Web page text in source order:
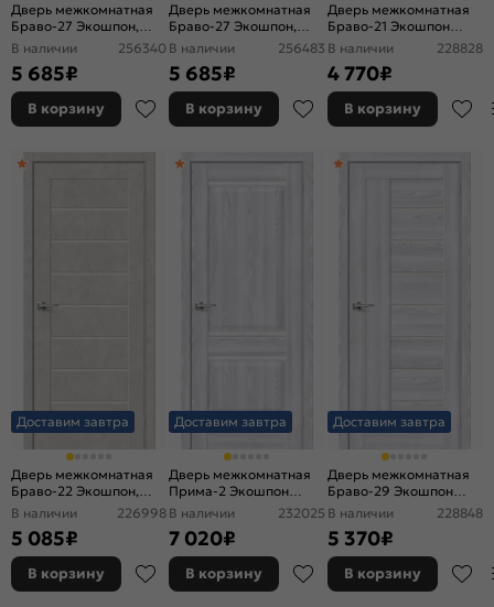
Дверь межкомнатная
Браво-27 Экошпон,
Cappuccino Melinga,
grey, царговая
В наличии 256340
5 685₽
В корзину
Дверь межкомнатная
Браво-27 Экошпон,
Wenge Melinga,
grey, царговая
В наличии 256483
5 685₽
В корзину
Дверь межкомнатная
Браво-21 Экошпон
Riviera Ice, без декора,
кромки, царговая
В наличии 228828
4 770₽
В корзину
Доставим завтра
Дверь межкомнатная
Браво-22 Экошпон,
Look Art, остекленная,
В наличии 226998
5 085₽
В корзину
Доставим завтра
Дверь межкомнатная
Прима-2 Экошпон
Riviera Ice, глухая,
филенчатая
В наличии 232025
7 020₽
В корзину
Доставим завтра
Дверь межкомнатная
Браво-29 Экошпон
Riviera Ice,
без кромки, царговая
В наличии 228848
5 370₽
В корзину